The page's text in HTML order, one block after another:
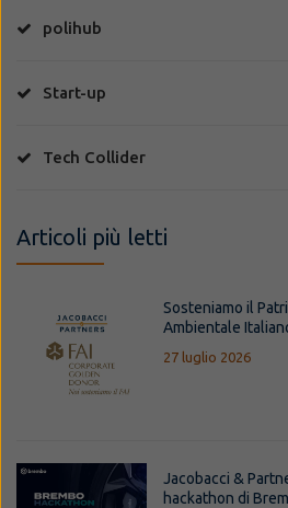
polihub
Start-up
Tech Collider
Articoli più letti
Sosteniamo il
Ambientale
27 luglio 2026
Jacobacci &
hackathon di